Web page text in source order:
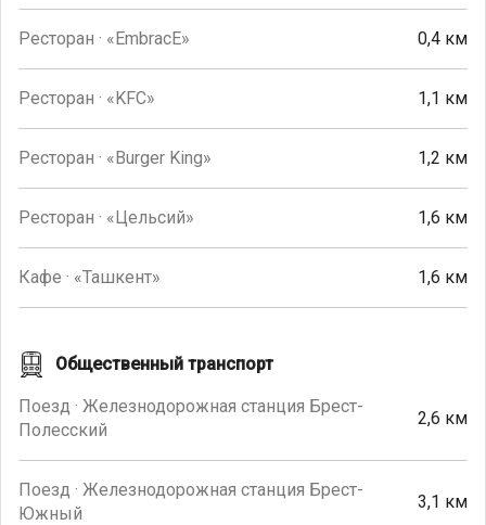
Ресторан · «EmbracE» 0,4 км
Ресторан · «KFC» 1,1 км
Ресторан · «Burger King» 1,2 км
Ресторан · «Цельсий» 1,6 км
Кафе · «Ташкент» 1,6 км
Общественный транспорт
Поезд · Железнодорожная станция Брест-
Полесский
2,6 км
Поезд · Железнодорожная станция Брест-
Южный
3,1 км